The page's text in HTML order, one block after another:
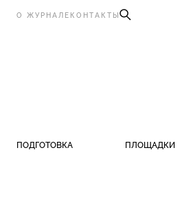
О ЖУРНАЛЕ КОНТАКТЫ
ПОДГОТОВКА ПЛОЩАДКИ